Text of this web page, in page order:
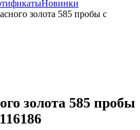
Новинки
золота 585 пробы с
золота 585 пробы